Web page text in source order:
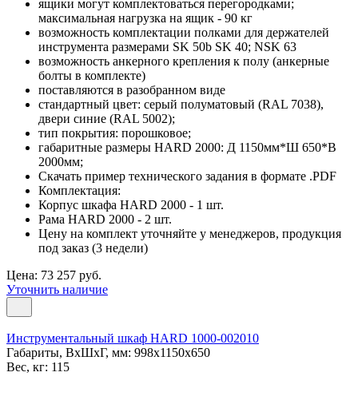
ящики могут комплектоваться перегородками;
максимальная нагрузка на ящик - 90 кг
возможность комплектации полками для держателей
инструмента размерами SK 50b SK 40; NSK 63
возможность анкерного крепления к полу (анкерные
болты в комплекте)
поставляются в разобранном виде
стандартный цвет: серый полуматовый (RAL 7038),
двери синие (RAL 5002);
тип покрытия: порошковое;
габаритные размеры HARD 2000: Д 1150мм*Ш 650*В
2000мм;
Скачать пример технического задания в формате .PDF
Комплектация:
Корпус шкафа HARD 2000 - 1 шт.
Рама HARD 2000 - 2 шт.
Цену на комплект уточняйте у менеджеров, продукция
под заказ (3 недели)
Цена: 73 257 руб.
Уточнить наличие
Инструментальный шкаф HARD 1000-002010
Габариты, ВxШxГ, мм: 998x1150x650
Вес, кг: 115